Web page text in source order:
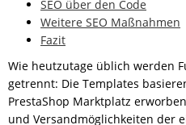
SEO über den Code
Weitere SEO Maßnahmen
Fazit
Wie heutzutage üblich werden
getrennt: Die Templates
PrestaShop Marktplatz
und Versandmöglichkeiten der